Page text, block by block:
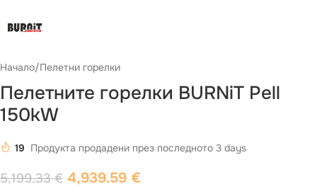
Начало/Пелетни горелки
Пелетните горелки BURNiT Pell
150kW
19 Продукта продадени през последното 3 days
5,199.33€ 4,939.59 €